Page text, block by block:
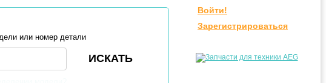
Войти!
Зарегистрироваться
или номер детали